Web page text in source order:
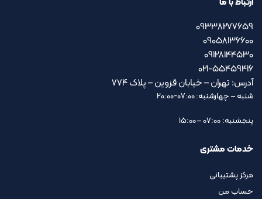
ارتباط با ما
09338277659
09058136600
09128144530
021-55459416
آدرس: تهران – خیابان قزوین – پلاک ۷۷۴
شنبه – چهارشنبه: 07:00-20:00
پنجشنبه: 07:00 – 15:00
خدمات مشتری
مرکز پشتیبانی
حساب من